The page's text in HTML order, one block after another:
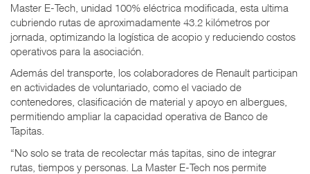
Master E-Tech, unidad 100% eléctrica modificada, esta ultima
cubriendo rutas de aproximadamente 43.2 kilómetros por
jornada, optimizando la logística de acopio y reduciendo costos
operativos para la asociación.
Además del transporte, los colaboradores de Renault participan
en actividades de voluntariado, como el vaciado de
contenedores, clasificación de material y apoyo en albergues,
permitiendo ampliar la capacidad operativa de Banco de
Tapitas.
“No solo se trata de recolectar más tapitas, sino de integrar
rutas, tiempos y personas. La Master E-Tech nos permite